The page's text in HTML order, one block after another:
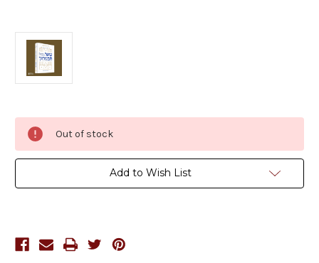
Stock:
Out of stock
Add to Wish List